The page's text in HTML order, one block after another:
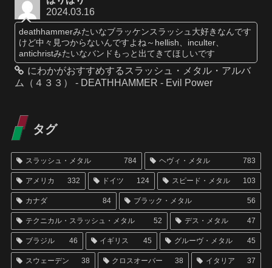
2024.03.16
deathhammerみたいなブラッケンスラッシュ大好きなんです
けど中々見つからないんですよね～hellish、inculter、
antichristみたいなバンドもっと出てきてほしいです
にわかがおすすめするスラッシュ・メタル・アルバ
ム（４３３） - DEATHHAMMER - Evil Power
タグ
スラッシュ・メタル 784 ヘヴィ・メタル 783
アメリカ 332 ドイツ 124 スピード・メタル 103
カナダ 84 ブラック・メタル 56
テクニカル・スラッシュ・メタル 52 デス・メタル 47
ブラジル 46 イギリス 45 グルーヴ・メタル 45
スウェーデン 38 クロスオーバー 38 イタリア 37